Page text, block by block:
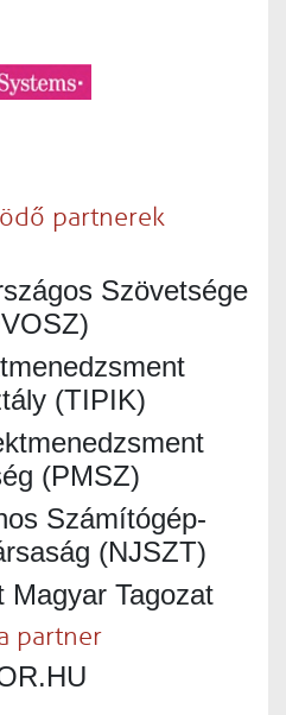
partnerek
Szövetsége
(TIPIK)
(PMSZ)
Számítógép-
(NJSZT)
Magyar Tagozat
partner